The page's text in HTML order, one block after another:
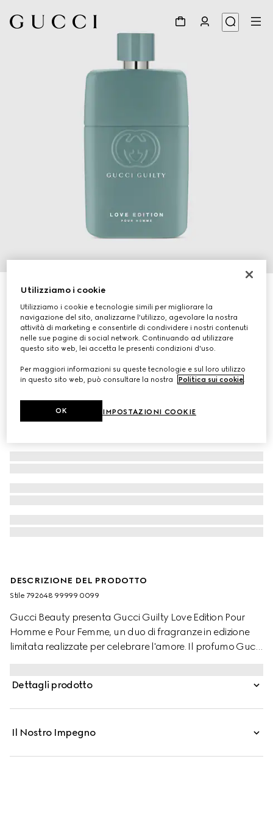
Edizione limitata
90ml
€ 141
DESCRIZIONE DEL PRODOTTO
Stile ‎792648 99999 0099
Gucci Beauty presenta Gucci Guilty Love Edition Pour
Homme e Pour Femme, un duo di fragranze in edizione
limitata realizzate per celebrare l'amore. Il profumo Gucci
Racchiusa in un elegante flacone verde, la fragranza
Dettagli prodotto
Il Nostro Impegno
Utilizziamo i cookie
Utilizziamo i cookie e tecnologie simili per migliorare la
navigazione del sito, analizzarne l'utilizzo, agevolare la nostra
attività di marketing e consentirle di condividere i nostri contenuti
nelle sue pagine di social network. Continuando ad utilizzare
questo sito web, lei accetta le presenti condizioni d'uso.
Per maggiori informazioni su queste tecnologie e sul loro utilizzo
in questo sito web, può consultare la nostra
Politica sui cookie
IMPOSTAZIONI COOKIE
OK